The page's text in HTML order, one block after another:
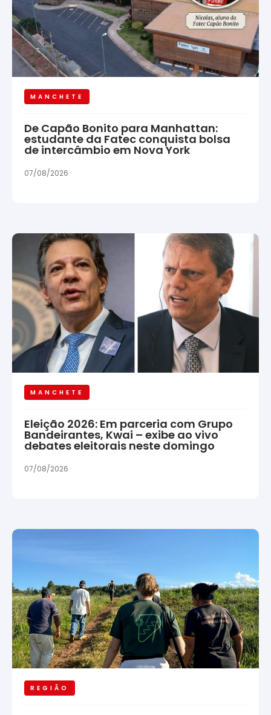
MANCHETE
De Capão Bonito para Manhattan:
estudante da Fatec conquista bolsa
de intercâmbio em Nova York
07/08/2026
MANCHETE
Eleição 2026: Em parceria com Grupo
Bandeirantes, Kwai – exibe ao vivo
debates eleitorais neste domingo
07/08/2026
REGIÃO